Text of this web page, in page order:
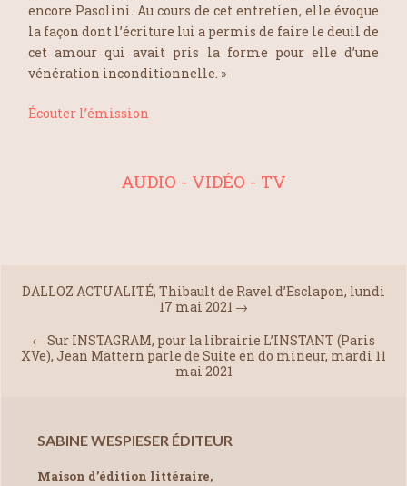
encore Pasolini. Au cours de cet entretien, elle évoque
la façon dont l’écriture lui a permis de faire le deuil de
cet amour qui avait pris la forme pour elle d’une
vénération inconditionnelle. »
Écouter l’émission
AUDIO - VIDÉO - TV
DALLOZ ACTUALITÉ, Thibault de Ravel d’Esclapon, lundi
17 mai 2021 →
← Sur INSTAGRAM, pour la librairie L’INSTANT (Paris
XVe), Jean Mattern parle de Suite en do mineur, mardi 11
mai 2021
SABINE WESPIESER ÉDITEUR
Maison d’édition littéraire,